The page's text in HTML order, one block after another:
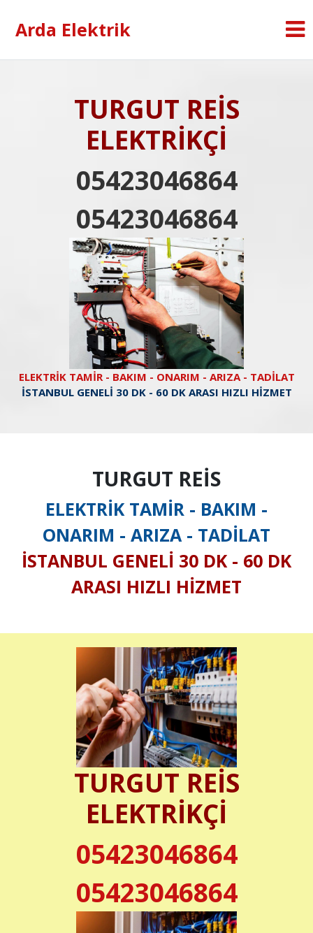
Arda Elektrik
TURGUT REİS
ELEKTRİKÇİ
05423046864
05423046864
ELEKTRİK TAMİR - BAKIM - ONARIM - ARIZA - TADİLAT
İSTANBUL GENELİ 30 DK - 60 DK ARASI HIZLI HİZMET
TURGUT REİS
ELEKTRİK TAMİR - BAKIM -
ONARIM - ARIZA - TADİLAT
İSTANBUL GENELİ 30 DK - 60 DK
ARASI HIZLI HİZMET
TURGUT REİS
ELEKTRİKÇİ
05423046864
05423046864